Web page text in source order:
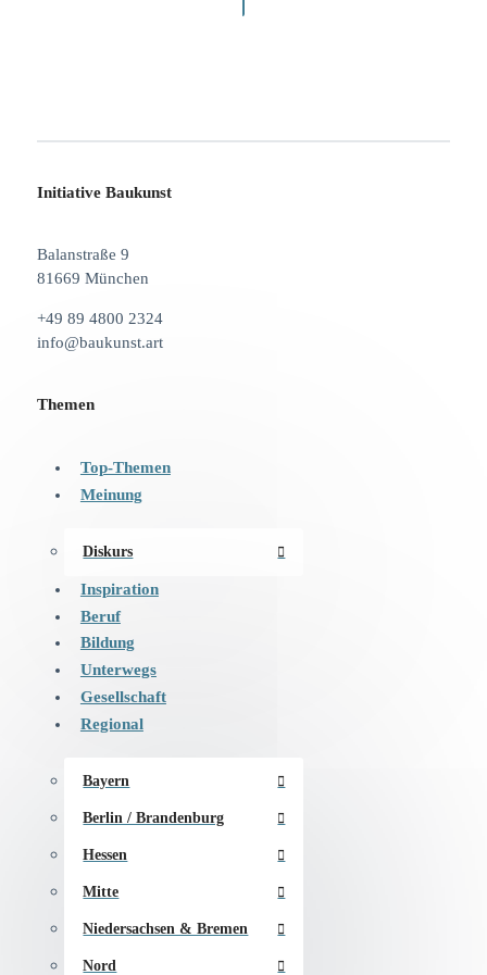
Initiative Baukunst
Balanstraße 9
81669 München
+49 89 4800 2324
info@baukunst.art
Themen
Top-Themen
Meinung
Diskurs
Inspiration
Beruf
Bildung
Unterwegs
Gesellschaft
Regional
Bayern
Berlin / Brandenburg
Hessen
Mitte
Niedersachsen & Bremen
Nord